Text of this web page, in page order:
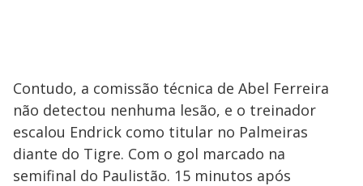
Contudo, a comissão técnica de Abel Ferreira
não detectou nenhuma lesão, e o treinador
escalou Endrick como titular no Palmeiras
diante do Tigre. Com o gol marcado na
semifinal do Paulistão. 15 minutos após